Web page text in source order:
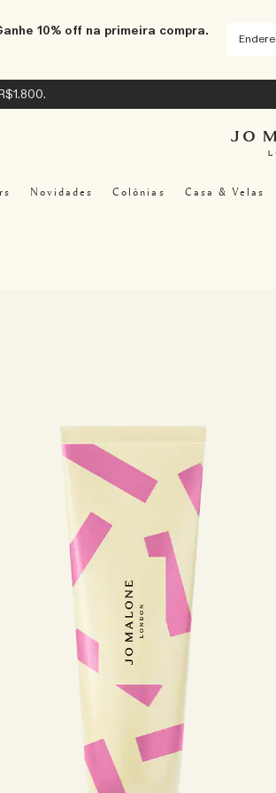
10% off na primeira compra.
Novidades Colônias Casa & Velas